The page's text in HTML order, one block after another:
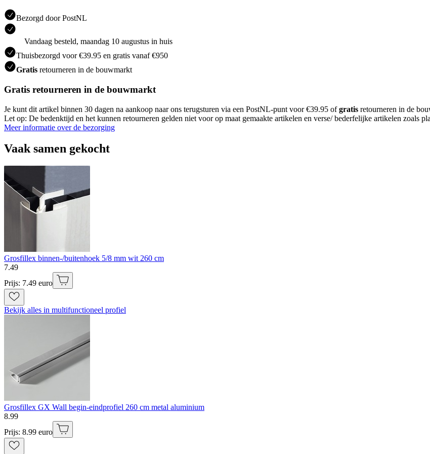
Bezorgd door PostNL
Vandaag besteld, maandag 10 augustus in huis
Thuisbezorgd voor €39.95 en gratis vanaf €950
Gratis retourneren in de bouwmarkt
Gratis retourneren in de bouwmarkt
Je kunt dit artikel binnen 30 dagen na aankoop naar ons terugsturen via een PostNL-punt voor €39.95 ofgratis retourneren in de
Let op: De bedenktijd en het kunnen retourneren gelden niet voor op maat gemaakte artikelen en verse/ bederfelijke artikelen zoals
Meer informatie over de bezorging
Vaak samen gekocht
Grosfillex binnen-/buitenhoek 5/8 mm wit 260 cm
7.49
Prijs: 7.49 euro
Bekijk alles in multifunctioneel profiel
Grosfillex GX Wall begin-eindprofiel 260 cm metal aluminium
8.99
Prijs: 8.99 euro